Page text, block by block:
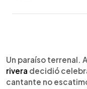
► Escuchar
Un paraíso terrenal.
rivera decidió
cantante no